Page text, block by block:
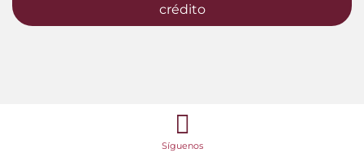
crédito
Síguenos